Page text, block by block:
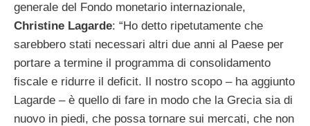
generale del Fondo monetario internazionale,
Christine Lagarde: “Ho detto ripetutamente che
sarebbero stati necessari altri due anni al Paese per
portare a termine il programma di consolidamento
fiscale e ridurre il deficit. Il nostro scopo – ha aggiunto
Lagarde – è quello di fare in modo che la Grecia sia di
nuovo in piedi, che possa tornare sui mercati, che non